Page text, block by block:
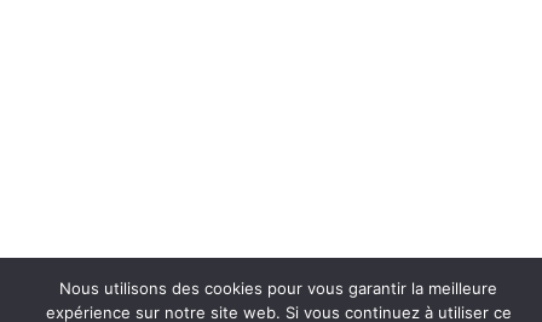
Nous utilisons des cookies pour vous garantir la meilleure
expérience sur notre site web. Si vous continuez à utiliser ce